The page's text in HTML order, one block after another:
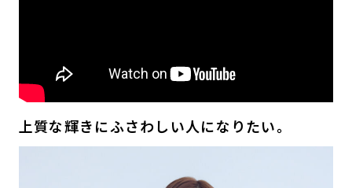
上質な輝きにふさわしい人になりたい。